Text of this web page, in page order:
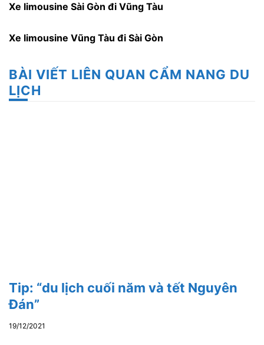
Xe limousine Sài Gòn đi Vũng Tàu
Xe limousine Vũng Tàu đi Sài Gòn
BÀI VIẾT LIÊN QUAN CẨM NANG DU
LỊCH
Tip: “du lịch cuối năm và tết Nguyên
Đán”
19/12/2021